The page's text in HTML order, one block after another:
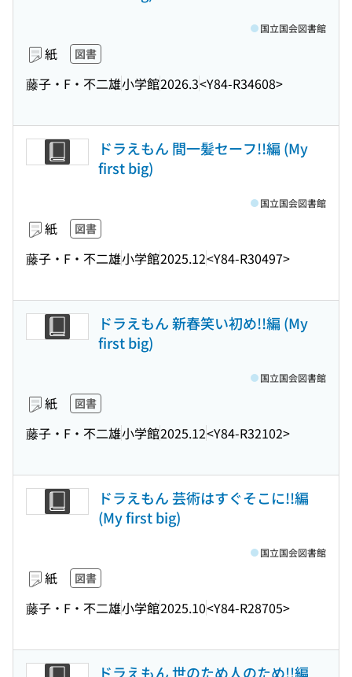
紙 図書
藤子・F・不二雄小学館2026.3<Y84-R34608>
国立国会図書館
ドラえもん 間一髪セーフ!!編 (My
first big)
紙 図書
藤子・F・不二雄小学館2025.12<Y84-R30497>
国立国会図書館
ドラえもん 新春笑い初め!!編 (My
first big)
紙 図書
藤子・F・不二雄小学館2025.12<Y84-R32102>
国立国会図書館
ドラえもん 芸術はすぐそこに!!編
(My first big)
紙 図書
藤子・F・不二雄小学館2025.10<Y84-R28705>
国立国会図書館
ドラえもん 世のため人のため!!編